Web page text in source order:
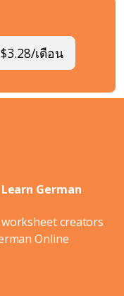
เดือน
German
creators
Online